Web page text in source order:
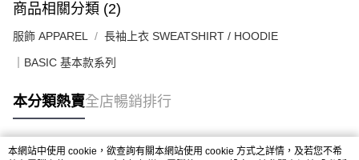
商品相關分類 (2)
服飾 APPAREL 長袖上衣 SWEATSHIRT / HOODIE
｜BASIC 基本款系列
本分類熱賣全店暢銷排行
本網站中使用 cookie，欲查詢有關本網站使用 cookie 方式之詳情，及若您不希